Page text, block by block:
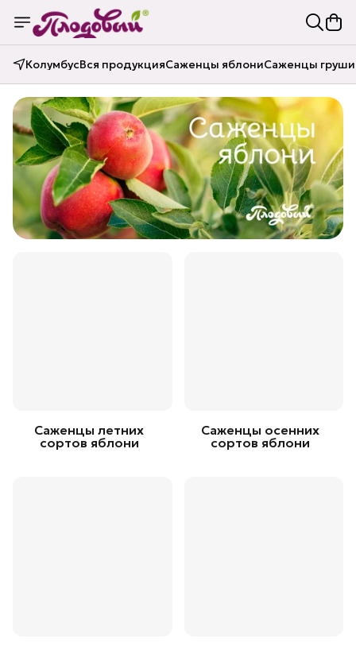
КолумбусВся продукцияСаженцы яблониСаженцы груши
Саженцы летних
сортов яблони
Саженцы осенних
сортов яблони